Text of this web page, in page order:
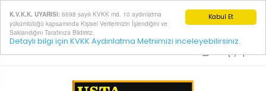
Kabul Et
K.V.K.K. UYARISI: 6698 sayılı KVKK md. 10 aydınlatma
yükümlülüğü kapsamında Kişisel Verilerinizin İşlendiğini ve
Saklandığını Tarafınıza Bildiririz.
Detaylı bilgi için KVKK Aydınlatma Metnimizi inceleyebilirsiniz.
Giriş yap